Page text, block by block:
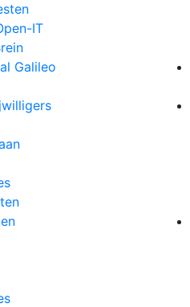
IT
Galileo